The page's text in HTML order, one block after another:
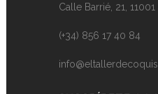
Calle Barrié, 21,
(+34) 856 17 40 84